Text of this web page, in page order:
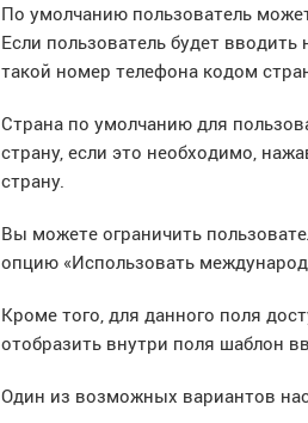
По умолчанию пользователь
Если пользователь будет
такой номер телефона кодом
Страна по умолчанию для
страну, если это необходимо,
страну.
Вы можете ограничить
опцию «Использовать
Кроме того, для данного поля
отобразить внутри поля шаблон
Один из возможных вариантов